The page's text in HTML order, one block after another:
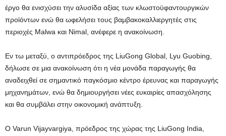
έργο θα ενισχύσει την αλυσίδα αξίας των κλωστοϋφαντουργικών
προϊόντων ενώ θα ωφελήσει τους βαμβακοκαλλιεργητές στις
περιοχές Malwa και Nimal, ανέφερε η ανακοίνωση.
Εν τω μεταξύ, ο αντιπρόεδρος της LiuGong Global, Lyu Guobing,
δήλωσε σε μια ανακοίνωση ότι η νέα μονάδα παραγωγής θα
αναδειχθεί σε σημαντικό παγκόσμιο κέντρο έρευνας και παραγωγής
μηχανημάτων, ενώ θα δημιουργήσει νέες ευκαιρίες απασχόλησης
και θα συμβάλει στην οικονομική ανάπτυξη.
Ο Varun Vijayvargiya, πρόεδρος της χώρας της LiuGong India,